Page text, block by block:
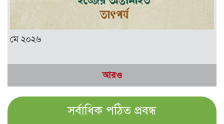
মে ২০২৬
আরও
সর্বাধিক পঠিত প্রবন্ধ